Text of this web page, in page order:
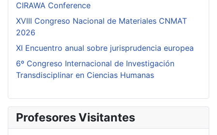
CIRAWA Conference
XVIII Congreso Nacional de Materiales CNMAT
2026
XI Encuentro anual sobre jurisprudencia europea
6º Congreso Internacional de Investigación
Transdisciplinar en Ciencias Humanas
Profesores Visitantes